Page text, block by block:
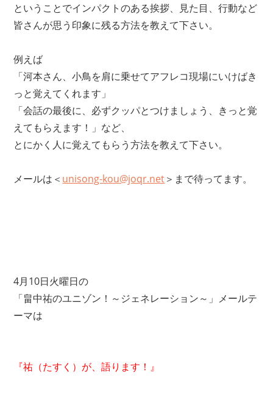
ということでインパクトのある挨拶、見た目、行動など
皆さんが思う印象に残る方法を教えて下さい。
例えば
「河本さん、小鳥を肩に乗せてアフレコ現場にいけばき
っと覚えてくれます」
「会話の最後に、必ずクッパとつけましょう、きっと覚
えてもらえます！」など、
とにかく人に覚えてもらう方法を教えて下さい。
メールは＜ unisong-kou@joqr.net＞まで待ってます。
4月10日火曜日の
「畠中祐のユニゾン！～ジェネレーション～」メールテ
ーマは
『祐（たすく）が、語ります！』